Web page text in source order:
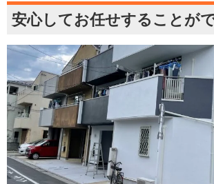
安心してお任せすることが